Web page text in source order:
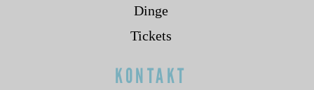
Dinge
Tickets
KONTAKT